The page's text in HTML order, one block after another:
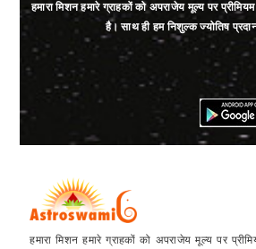
हमारा मिशन हमारे ग्राहकों को अपराजेय मूल्य पर
है। साथ ही हम निशुल्क ज्योतिष
हमारा मिशन हमारे ग्राहकों को अपराजेय मूल्य पर